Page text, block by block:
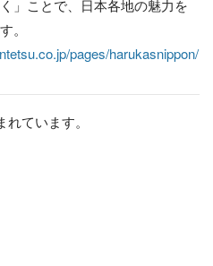
」ことで、日本各地の魅力を
。
pages/harukasnippon/
ています。